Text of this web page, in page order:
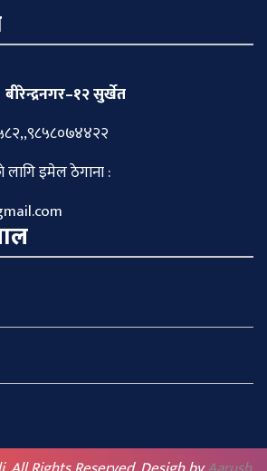
सुर्खेत
लागि इमेल ठेगाना :